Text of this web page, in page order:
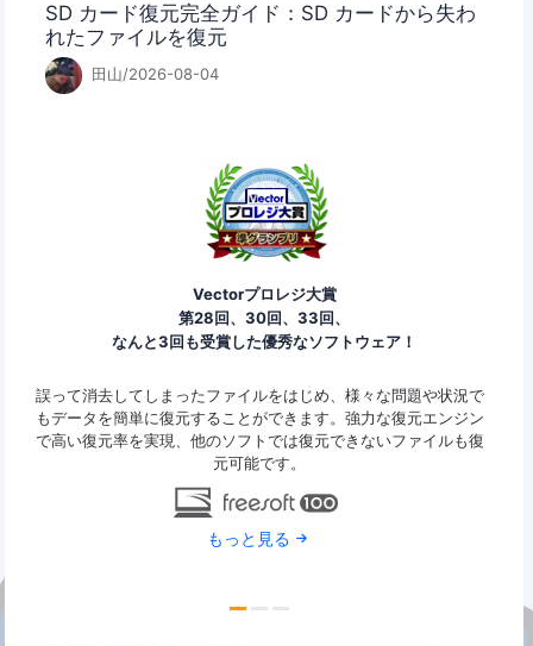
SD カード復元完全ガイド：SD カードから失わ
れたファイルを復元
田山/2026-08-04
Vectorプロレジ大賞
第28回、30回、33回、
なんと3回も受賞した優秀なソフトウェア！
誤って消去してしまったファイルをはじめ、様々な問題や状況で
もデータを簡単に復元することができます。強力な復元エンジン
で高い復元率を実現、他のソフトでは復元できないファイルも復
元可能です。
もっと見る